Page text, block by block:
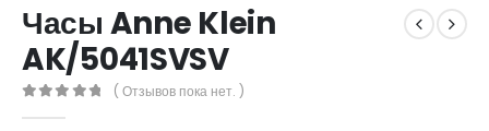
​Часы Anne Klein
AK/5041SVSV
( Отзывов пока нет. )